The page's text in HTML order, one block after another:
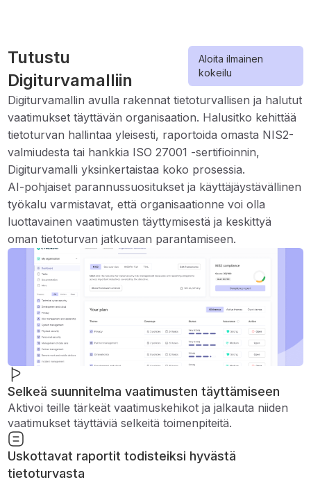
Tutustu
Digiturvamalliin
Aloita ilmainen
kokeilu
Digiturvamallin avulla rakennat tietoturvallisen ja halutut
vaatimukset täyttävän organisaation. Halusitko kehittää
tietoturvan hallintaa yleisesti, raportoida omasta NIS2-
valmiudesta tai hankkia ISO 27001 -sertifioinnin,
Digiturvamalli yksinkertaistaa koko prosessia.
AI-pohjaiset parannussuositukset ja käyttäjäystävällinen
työkalu varmistavat, että organisaationne voi olla
luottavainen vaatimusten täyttymisestä ja keskittyä
oman tietoturvan jatkuvaan parantamiseen.
Selkeä suunnitelma vaatimusten täyttämiseen
Aktivoi teille tärkeät vaatimuskehikot ja jalkauta niiden
vaatimukset täyttäviä selkeitä toimenpiteitä.
Uskottavat raportit todisteiksi hyvästä
tietoturvasta